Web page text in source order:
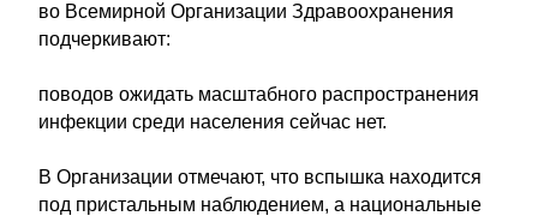
во Всемирной Организации Здравоохранения
подчеркивают:
поводов ожидать масштабного распространения
инфекции среди населения сейчас нет.
В Организации отмечают, что вспышка находится
под пристальным наблюдением, а национальные